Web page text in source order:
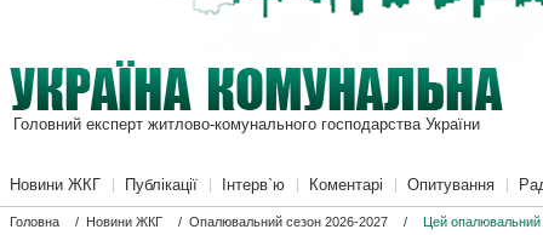
Головний експерт житлово-комунального господарства України
Новини ЖКГ Публікації Інтерв`ю Коментарі Опитування
Головна / Новини ЖКГ / Опалювальний сезон 2026-2027 / Цей опалювальний